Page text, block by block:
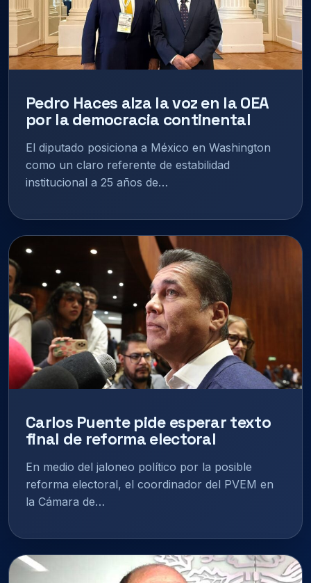
Pedro Haces alza la voz en la OEA
por la democracia continental
El diputado posiciona a México en Washington
como un claro referente de estabilidad
institucional a 25 años de…
Carlos Puente pide esperar texto
final de reforma electoral
En medio del jaloneo político por la posible
reforma electoral, el coordinador del PVEM en
la Cámara de…